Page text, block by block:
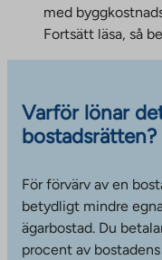
med
Fortsätt läsa, så
Varför lönar
bostadsrätten?
För förvärv av en
betydligt mindre
ägarbostad. Du
procent av